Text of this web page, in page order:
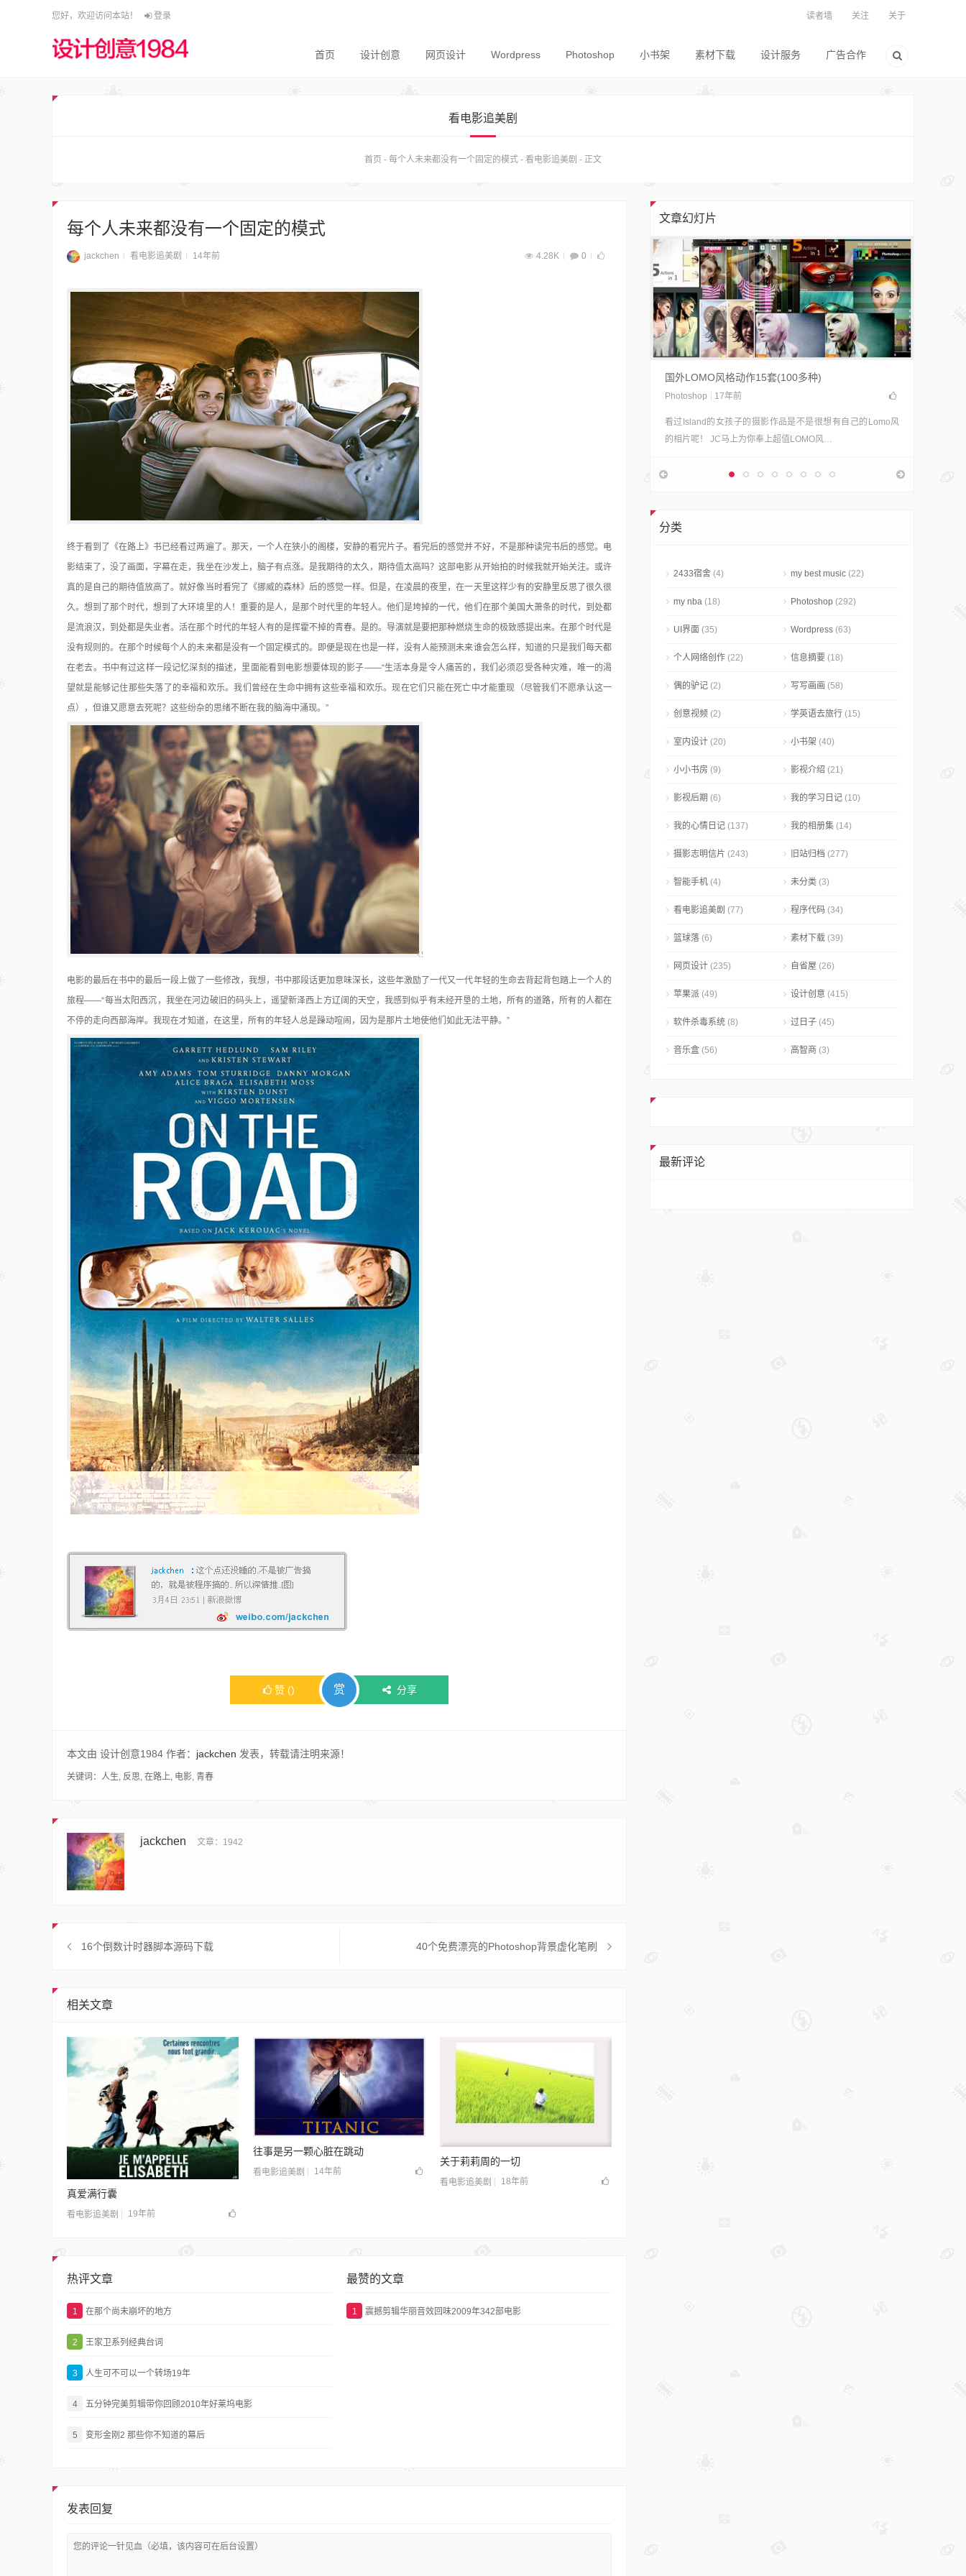
您好，欢迎访问本站！ 登录 读者墙 关注 关于
首页 设计创意 网页设计 Wordpress Photoshop 小书架 素材下载 设计服务 广告合作
看电影追美剧
首页 - 每个人未来都没有一个固定的模式 - 看电影追美剧 - 正文
每个人未来都没有一个固定的模式
jackchen 看电影追美剧 14年前 4.28K 0
终于看到了《在路上》书已经看过两遍了。那天，一个人在狭小的阁楼，安静的看完片子。看完后的感觉并不好，不是那种读完书后的感觉。电
影结束了，没了画面，字幕在走，我坐在沙发上，脑子有点涨。是我期待的太久，期待值太高吗？这部电影从开始拍的时候我就开始关注。或许
真的是自己的期待值放高了。就好像当时看完了 《挪威的森林》后的感觉一样。但是，在凌晨的夜里，在一天里这样少有的安静里反思了很久很
久。想到了那个时代，想到了大环境里的人！重要的是人，是那个时代里的年轻人。他们是垮掉的一代，他们在那个美国大萧条的时代，到处都
是流浪汉，到处都是失业者。活在那个时代的年轻人有的是挥霍不掉的青春。是的。导演就是要把那种燃烧生命的极致感提出来。在那个时代是
没有规则的。在那个时候每个人的未来都是没有一个固定模式的。即便是现在也是一样，没有人能预测未来谁会怎么样，知道的只是我们每天都
在老去。书中有过这样一段记忆深刻的描述，里面能看到电影想要体现的影子——“生活本身是令人痛苦的，我们必须忍受各种灾难，唯一的渴
望就是能够记住那些失落了的幸福和欢乐。我们曾经在生命中拥有这些幸福和欢乐。现在它们只能在死亡中才能重现（尽管我们不愿承认这一
点），但谁又愿意去死呢？这些纷杂的思绪不断在我的脑海中涌现。”
电影的最后在书中的最后一段上做了一些修改，我想，书中那段话更加意味深长，这些年激励了一代又一代年轻的生命去背起背包踏上一个人的
旅程——“每当太阳西沉，我坐在河边破旧的码头上，遥望新泽西上方辽阔的天空，我感到似乎有未经开垦的土地，所有的道路，所有的人都在
不停的走向西部海岸。我现在才知道，在这里，所有的年轻人总是躁动喧闹，因为是那片土地使他们如此无法平静。”
赞 () 赏 分享
本文由 设计创意1984 作者： jackchen 发表，转载请注明来源！
关键词： 人生, 反思, 在路上, 电影, 青春
jackchen 文章：1942
16个倒数计时器脚本源码下载 40个免费漂亮的Photoshop背景虚化笔刷
相关文章
真爱满行囊
看电影追美剧 19年前
往事是另一颗心脏在跳动
看电影追美剧 14年前
关于莉莉周的一切
看电影追美剧 18年前
热评文章
1 在那个尚未崩坏的地方
2 王家卫系列经典台词
3 人生可不可以一个转场19年
4 五分钟完美剪辑带你回顾2010年好莱坞电影
5 变形金刚2 那些你不知道的幕后
最赞的文章
1 震撼剪辑华丽音效回味2009年342部电影
发表回复
文章幻灯片
48个免费的Photoshop动作
Photoshop
在我们对图片进行设计处理时用的最多最广泛的应该就是
Photoshop了。对于这个优秀的软件不仅仅所有的专…
国外LOMO风格动作15套(100多种)
Photoshop 17年前
看过Island的女孩子的摄影作品是不是很想有自己的Lomo风
的相片呢！ JC马上为你奉上超值LOMO风…
分类
2433宿舍 (4) my best music (22)
my nba (18) Photoshop (292)
UI界面 (35) Wordpress (63)
个人网络创作 (22) 信息摘要 (18)
偶的驴记 (2) 写写画画 (58)
创意视频 (2) 学英语去旅行 (15)
室内设计 (20) 小书架 (40)
小小书房 (9) 影视介绍 (21)
影视后期 (6) 我的学习日记 (10)
我的心情日记 (137) 我的相册集 (14)
摄影志明信片 (243) 旧站归档 (277)
智能手机 (4) 未分类 (3)
看电影追美剧 (77) 程序代码 (34)
篮球落 (6) 素材下载 (39)
网页设计 (235) 自省屋 (26)
苹果派 (49) 设计创意 (415)
软件杀毒系统 (8) 过日子 (45)
音乐盒 (56) 高智商 (3)
最新评论